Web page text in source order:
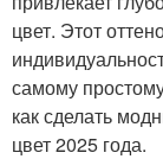
цвет. Этот
самому
как сделать
цвет 2025 года.